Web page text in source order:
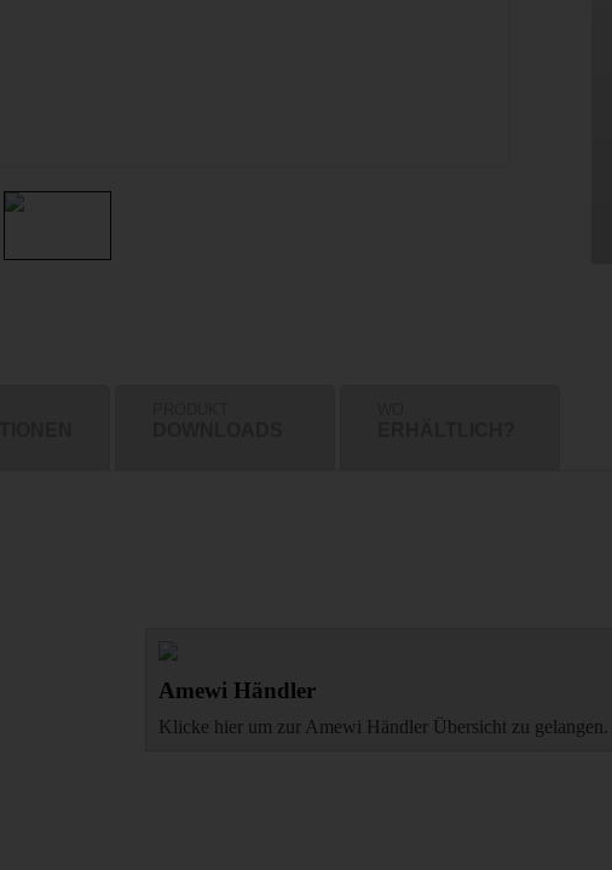
Amewi Händler
Klicke hier um zur Amewi Händler Übersicht zu gelangen.